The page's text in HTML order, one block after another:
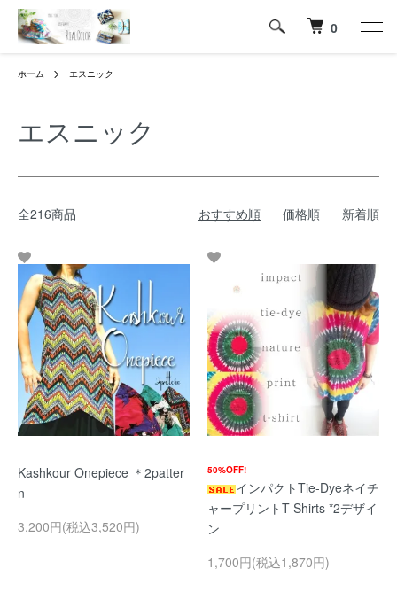
0
ホーム エスニック
エスニック
全216商品 おすすめ順 価格順 新着順
Kashkour Onepiece ＊2patter
n
3,200円(税込3,520円)
50%OFF!
インパクトTie-Dyeネイチ
ャープリントT-Shirts *2デザイ
ン
1,700円(税込1,870円)